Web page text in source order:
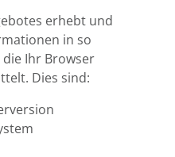
erhebt und
in so
die Ihr Browser
Dies sind: